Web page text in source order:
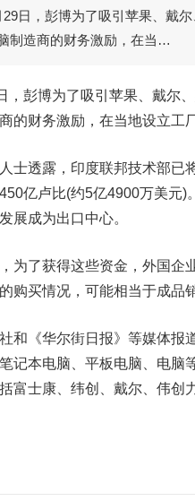
29日，彭博为了吸引苹果、戴
制造商的财务激励，在当…
，彭博为了吸引苹果、戴尔
的财务激励，在当地设立工
士透露，印度联邦技术部已
亿卢比(约5亿4900万美元)
展成为出口中心。
为了获得这些资金，外国企
购买情况，可能相当于成品
和《华尔街日报》等媒体报
记本电脑、平板电脑、电脑
富士康、纬创、戴尔、伟创